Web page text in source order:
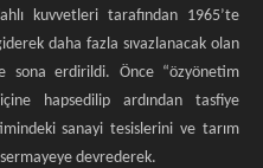
kuvvetleri tarafından 1965’te
daha fazla sıvazlanacak olan
sona erdirildi. Önce “özyönetim
hapsedilip ardından tasfiye
sanayi tesislerini ve tarım
devrederek.